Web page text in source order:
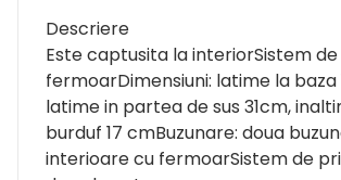
Descriere
Este captusita la interiorSistem
fermoarDimensiuni: latime la baza
latime in partea de sus 31cm,
burduf 17 cmBuzunare: doua
interioare cu fermoarSistem de